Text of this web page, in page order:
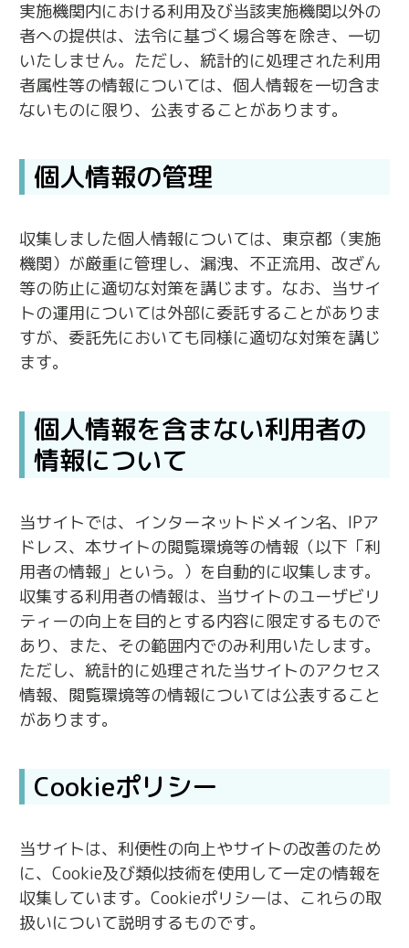
実施機関内における利用及び当該実施機関以外の
者への提供は、法令に基づく場合等を除き、一切
いたしません。ただし、統計的に処理された利用
者属性等の情報については、個人情報を一切含ま
ないものに限り、公表することがあります。
個人情報の管理
収集しました個人情報については、東京都（実施
機関）が厳重に管理し、漏洩、不正流用、改ざん
等の防止に適切な対策を講じます。なお、当サイ
トの運用については外部に委託することがありま
すが、委託先においても同様に適切な対策を講じ
ます。
個人情報を含まない利用者の
情報について
当サイトでは、インターネットドメイン名、IPア
ドレス、本サイトの閲覧環境等の情報（以下「利
用者の情報」という。）を自動的に収集します。
収集する利用者の情報は、当サイトのユーザビリ
ティーの向上を目的とする内容に限定するもので
あり、また、その範囲内でのみ利用いたします。
ただし、統計的に処理された当サイトのアクセス
情報、閲覧環境等の情報については公表すること
があります。
Cookieポリシー
当サイトは、利便性の向上やサイトの改善のため
に、Cookie及び類似技術を使用して一定の情報を
収集しています。Cookieポリシーは、これらの取
扱いについて説明するものです。